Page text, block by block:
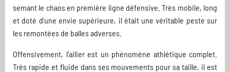
semant le chaos en première ligne défensive. Très mobile, long
et doté d'une envie supérieure, il était une véritable peste sur
les remontées de balles adverses.
Offensivement, l'ailier est un phénomène athlétique complet.
Très rapide et fluide dans ses mouvements pour sa taille, il est